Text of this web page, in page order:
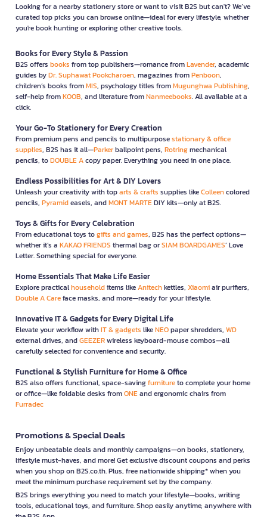
Looking for a nearby stationery store or want to visit B2S but can't? We’ve
curated top picks you can browse online—ideal for every lifestyle, whether
you're book hunting or exploring other creative tools.
Books for Every Style & Passion
B2S offers books from top publishers—romance fromLavender, academic
guides byDr. Suphawat Pookcharoen, magazines fromPenboon,
children’s books fromMIS, psychology titles fromMugunghwa Publishing,
self-help fromKOOB, and literature fromNanmeebooks. All available at a
click.
Your Go-To Stationery for Every Creation
From premium pens and pencils to multipurposestationary & office
supplies, B2S has it all—Parkerballpoint pens, Rotringmechanical
pencils, toDOUBLE Acopy paper. Everything you need in one place.
Endless Possibilities for Art & DIY Lovers
Unleash your creativity with toparts & crafts supplies likeColleencolored
pencils, Pyramideasels, andMONT MARTEDIY kits—only at B2S.
Toys & Gifts for Every Celebration
From educational toys togifts and games, B2S has the perfect options—
whether it’s a KAKAO FRIENDS thermal bag orSIAM BOARDGAMES’ Love
Letter. Something special for everyone.
Home Essentials That Make Life Easier
Explore practicalhouseholditems likeAnitechkettles, Xiaomiair purifiers,
Double A Careface masks, and more—ready for your lifestyle.
Innovative IT & Gadgets for Every Digital Life
Elevate your workflow withIT & gadgets likeNEOpaper shredders, WD
external drives, andGEEZERwireless keyboard-mouse combos—all
carefully selected for convenience and security.
Functional & Stylish Furniture for Home & Office
B2S also offers functional, space-savingfurnitureto complete your home
or office—like foldable desks fromONEand ergonomic chairs from
Furradec
Promotions & Special Deals
Enjoy unbeatable deals and monthly campaigns—on books, stationery,
lifestyle must-haves, and more! Get exclusive discount coupons and perks
when you shop on B2S.co.th. Plus, free nationwide shipping* when you
meet the minimum purchase requirement set by the company.
B2S brings everything you need to match your lifestyle—books, writing
tools, educational toys, and furniture. Shop easily anytime, anywhere with